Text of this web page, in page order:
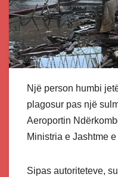
Një person humbi
plagosur pas një
Aeroportin
Ministria e Jashtme
Sipas autoriteteve,